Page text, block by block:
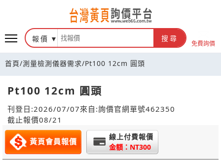
報價 搜尋
免費詢價
首頁/測量檢測儀器需求/Pt100 12cm 圓頭
Pt100 12cm 圓頭
刊登日:2026/07/07來自:詢價官網單號462350
截止報價08/21
黃頁會員報價
線上付費報價
金額：NT300